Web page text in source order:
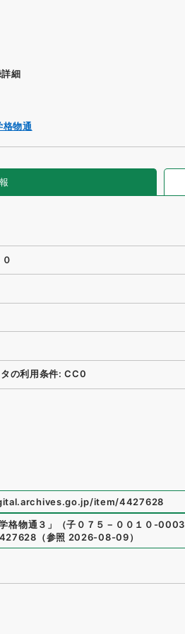
詳細
格物通
の利用条件: CC0
item/4427628
格物通３ 」 （子０７５－００１０-0003
（参照 2026-08-09）